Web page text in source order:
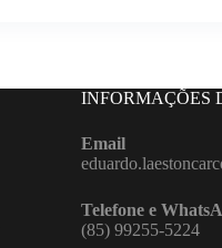
INFORMAÇÕES
Email
Telefone e
(85) 99255-5224